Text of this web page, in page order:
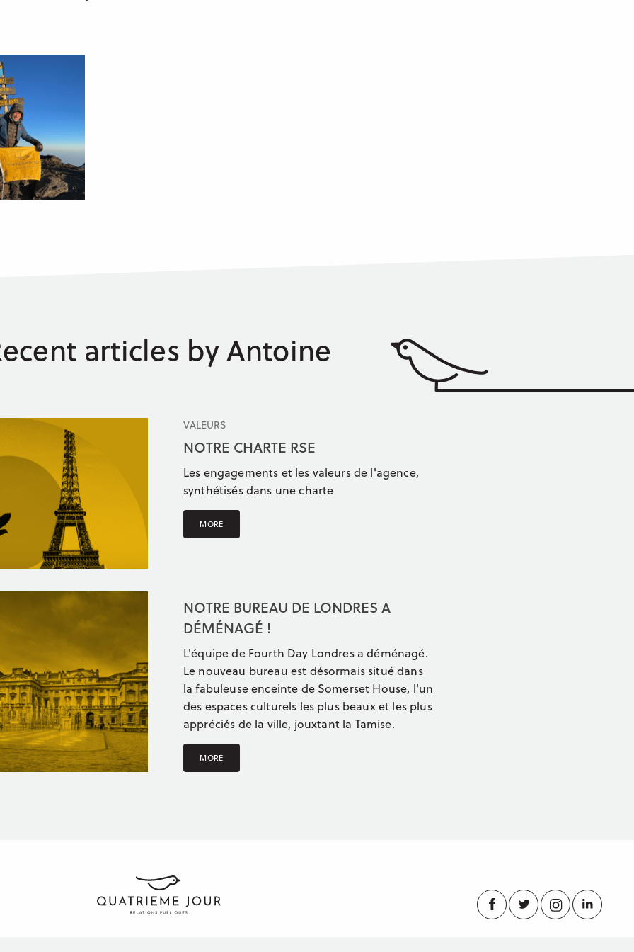
articles by Antoine
VALEURS
NOTRE CHARTE RSE
Les engagements et les valeurs de l'agence,
synthétisés dans une charte
MORE
NOTRE BUREAU DE LONDRES A
DÉMÉNAGÉ !
L'équipe de Fourth Day Londres a déménagé.
Le nouveau bureau est désormais situé dans
la fabuleuse enceinte de Somerset House, l'un
des espaces culturels les plus beaux et les plus
appréciés de la ville, jouxtant la Tamise.
MORE
Facebook
TwitterInstagram